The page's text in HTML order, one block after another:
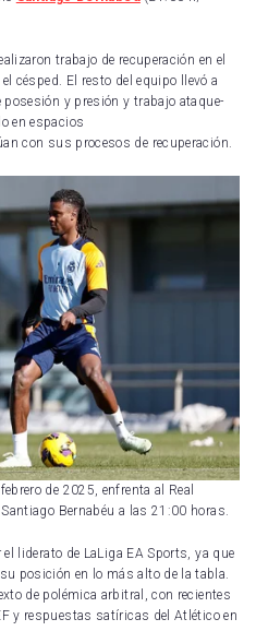
trabajo de recuperación en el
césped. El resto del equipo llevó a
y presión y trabajo ataque-
en espacios
con sus procesos de recuperación.
de 2025, enfrenta al Real
Bernabéu a las 21:00 horas.
liderato de LaLiga EA Sports, ya que
posición en lo más alto de la tabla.
de polémica arbitral, con recientes
y respuestas satíricas del Atlético en